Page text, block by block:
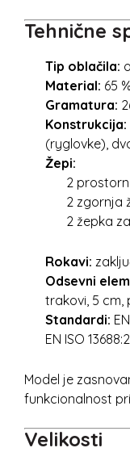
Tehnične
Tip oblačila:
Material: 65
Gramatura:
Konstrukcija:
(ryglovke),
Žepi:
2
2 zgornja
2 žepka
Rokavi:
Odsevni
trakovi, 5 cm,
Standardi:
EN ISO
Model je
funkcionalnost
Velikosti